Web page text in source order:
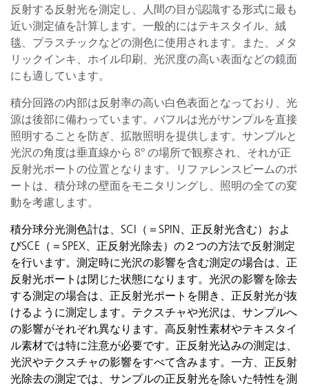
反射する反射光を測定し、人間の目が認識する形式に最も
近い測定値を計算します。一般的にはテキスタイル、絨
毯、プラスチックなどの測色に使用されます。また、メタ
リックインキ、ホイル印刷、光沢度の高い表面などの鏡面
にも適しています。
積分回路の内部は反射率の高い白色表面となっており、光
源は後部に備わっています。バフルは光がサンプルを直接
照明することを防ぎ、拡散照明を提供します。サンプルと
光沢の角度は垂直線から 8° の場所で観察され、それが正
反射光ポートの位置となります。リファレンスビームのポ
ートは、積分球の壁面をモニタリングし、照明の全ての変
動を考慮します。
積分球分光測色計は、SCI（＝SPIN、正反射光含む）およ
びSCE（＝SPEX、正反射光除去）の２つの方法で反射測定
を行います。測定時に光沢の影響を含む測定の場合は、正
反射光ポートは閉じた状態になります。光沢の影響を除去
する測定の場合は、正反射光ポートを開き、正反射光が抜
けるように測定します。テクスチャや光沢は、サンプルへ
の影響がそれぞれ異なります。高反射性素材やテキスタイ
ル素材では特に注意が必要です。正反射光込みの測定は、
光沢やテクスチャの影響をすべて含みます。一方、正反射
光除去の測定では、サンプルの正反射光を除いた特性を測